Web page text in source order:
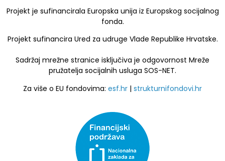
Projekt je sufinancirala Europska unija iz Europskog socijalnog
fonda.
Projekt sufinancira Ured za udruge Vlade Republike Hrvatske.
Sadržaj mrežne stranice isključiva je odgovornost Mreže
pružatelja socijalnih usluga SOS-NET.
Za više o EU fondovima: esf.hr | strukturnifondovi.hr